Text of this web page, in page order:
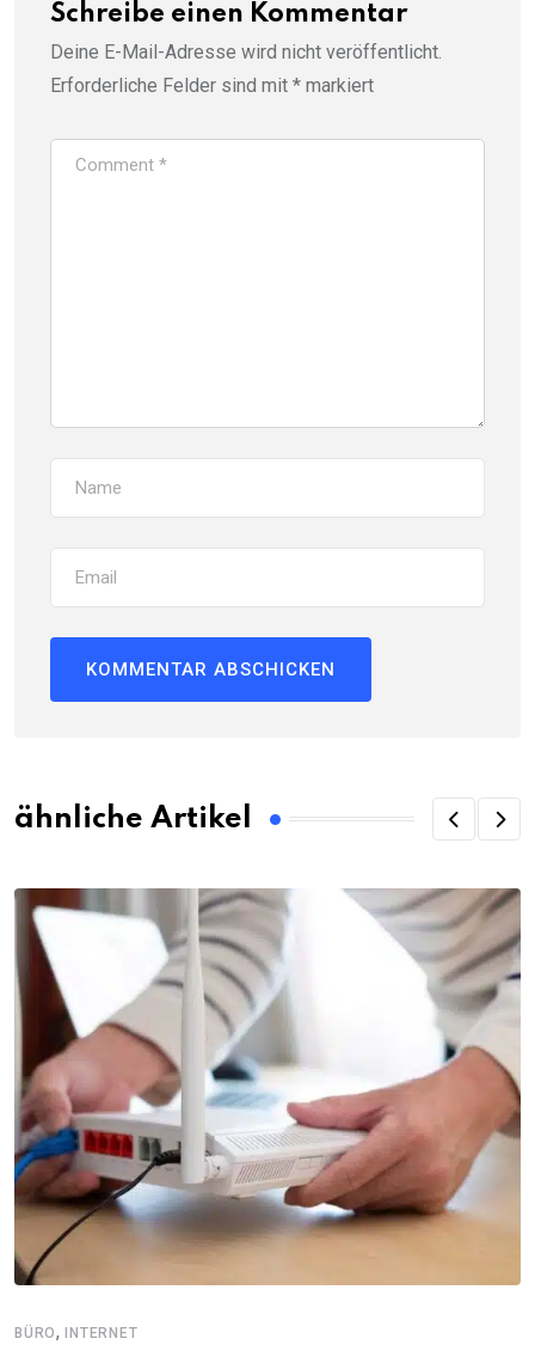
Schreibe einen Kommentar
Deine E-Mail-Adresse wird nicht veröffentlicht.
Erforderliche Felder sind mit * markiert
ähnliche Artikel
BÜRO, INTERNET